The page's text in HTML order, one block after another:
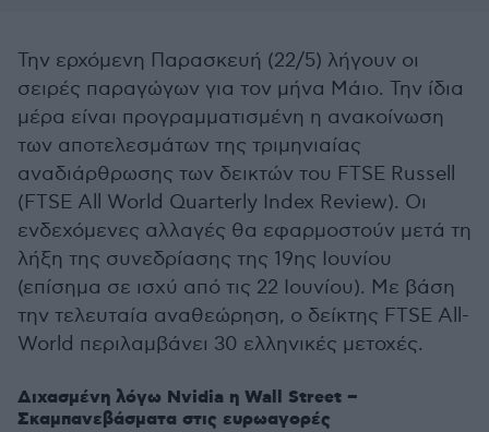
Την ερχόμενη Παρασκευή (22/5) λήγουν οι
σειρές παραγώγων για τον μήνα Μάιο. Την ίδια
μέρα είναι προγραμματισμένη η ανακοίνωση
των αποτελεσμάτων της τριμηνιαίας
αναδιάρθρωσης των δεικτών του FTSE Russell
(FTSE All World Quarterly Index Review). Οι
ενδεχόμενες αλλαγές θα εφαρμοστούν μετά τη
λήξη της συνεδρίασης της 19ης Ιουνίου
(επίσημα σε ισχύ από τις 22 Ιουνίου). Με βάση
την τελευταία αναθεώρηση, ο δείκτης FTSE All-
World περιλαμβάνει 30 ελληνικές μετοχές.
Διχασμένη λόγω Nvidia η Wall Street –
Σκαμπανεβάσματα στις ευρωαγορές